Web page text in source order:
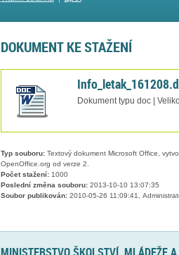
DOKUMENT KE STAŽENÍ
Dokument typu doc |
Typ souboru:Textový dokument Microsoft Office,
OpenOffice.org od verze 2.
Počet stažení:1000
Poslední změna souboru:2013-10-10 13:07:35
Soubor publikován:2010-05-26 11:09:41,